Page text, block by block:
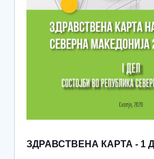
ЗДРАВСТВЕНА КАРТА - 1